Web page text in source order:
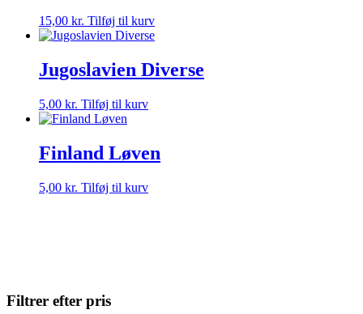
15,00 kr. Tilføj til kurv
Jugoslavien Diverse
5,00 kr. Tilføj til kurv
Finland Løven
5,00 kr. Tilføj til kurv
Filtrer efter pris